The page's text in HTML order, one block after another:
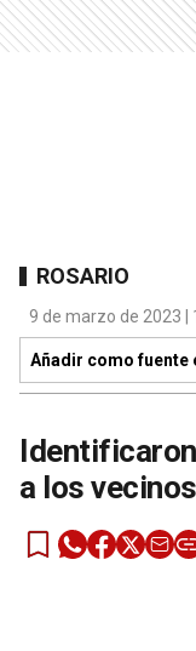
ROSARIO
9 de marzo de 2023 |
Añadir como fuente
a los